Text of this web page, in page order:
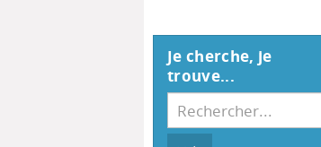
Je cherche, je
trouve...